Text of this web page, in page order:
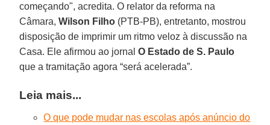
começando", acredita. O relator da reforma na
Câmara,Wilson Filho (PTB-PB), entretanto, mostrou
disposição de imprimir um ritmo veloz à discussão na
Casa. Ele afirmou ao jornalO Estado de S. Paulo
que a tramitação agora “será acelerada”.
Leia mais...
O que pode mudar nas escolas após anúncio do